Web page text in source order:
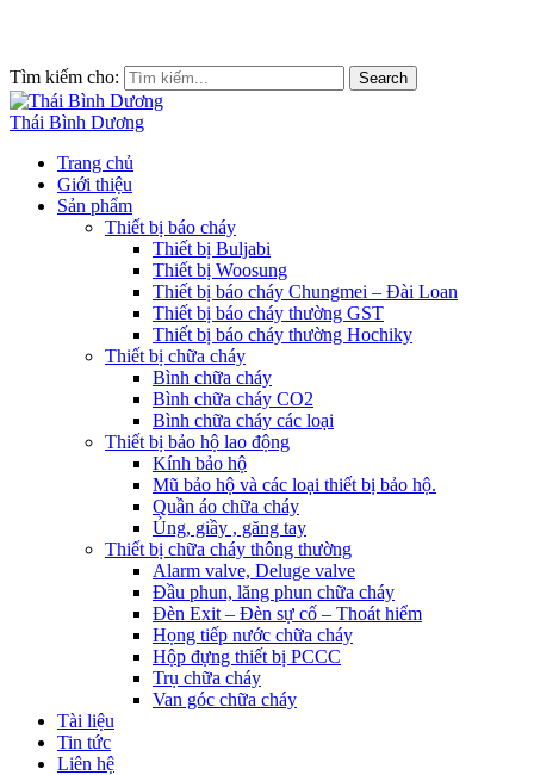
Tìm kiếm cho: Search
Thái Bình Dương
Trang chủ
Giới thiệu
Sản phẩm
Thiết bị báo cháy
Thiết bị Buljabi
Thiết bị Woosung
Thiết bị báo cháy Chungmei – Đài Loan
Thiết bị báo cháy thường GST
Thiết bị báo cháy thường Hochiky
Thiết bị chữa cháy
Bình chữa cháy
Bình chữa cháy CO2
Bình chữa cháy các loại
Thiết bị bảo hộ lao động
Kính bảo hộ
Mũ bảo hộ và các loại thiết bị bảo hộ.
Quần áo chữa cháy
Ủng, giầy , găng tay
Thiết bị chữa cháy thông thường
Alarm valve, Deluge valve
Đầu phun, lăng phun chữa cháy
Đèn Exit – Đèn sự cố – Thoát hiểm
Họng tiếp nước chữa cháy
Hộp đựng thiết bị PCCC
Trụ chữa cháy
Van góc chữa cháy
Tài liệu
Tin tức
Liên hệ